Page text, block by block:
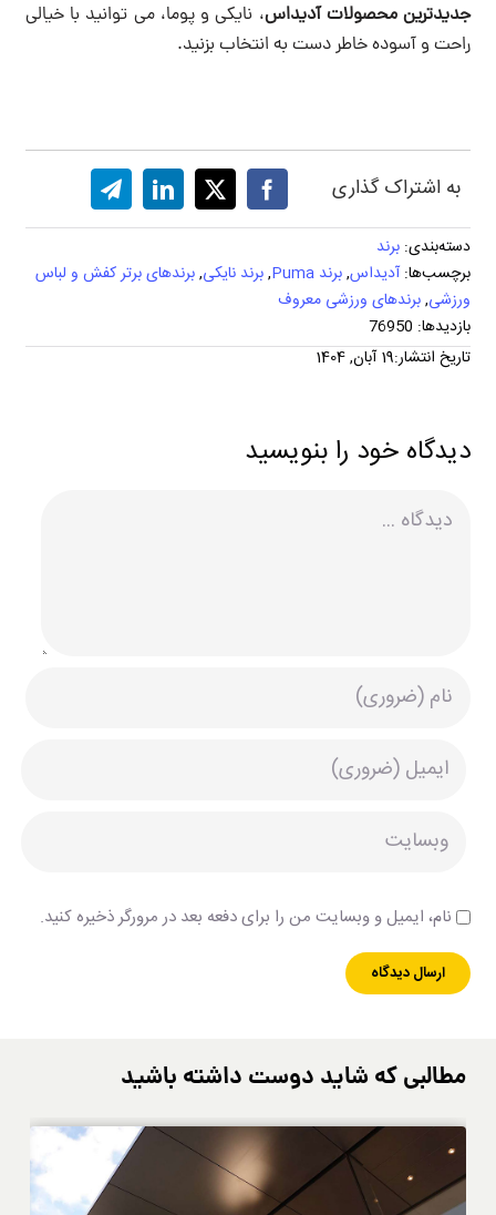
جدیدترین محصولات آدیداس، نایکی و پوما، می توانید با خیالی
راحت و آسوده خاطر دست به انتخاب بزنید.
به اشتراک گذاری
دسته‌بندی: برند
برچسب‌ها:آدیداس,برند Puma ,برند نایکی,برندهای برتر کفش و لباس
ورزشی,برندهای ورزشی معروف
بازدیدها: 76950
تاریخ انتشار:19 آبان, 1404
دیدگاه خود را بنویسید
نام، ایمیل و وبسایت من را برای دفعه بعد در مرورگر ذخیره کنید.
مطالبی که شاید دوست داشته باشید